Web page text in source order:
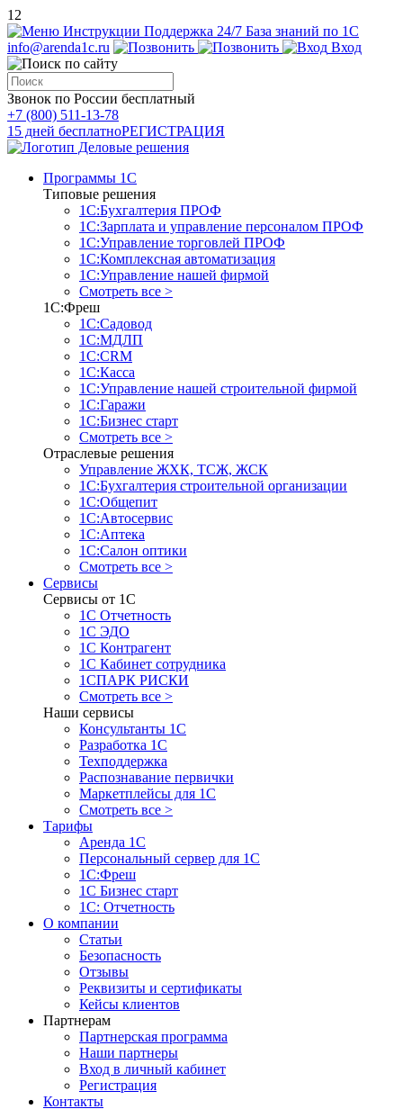
12
Инструкции Поддержка 24/7 База знаний по 1С
info@arenda1c.ru
Вход
Звонок по России бесплатный
+7 (800) 511-13-78
15 дней бесплатноРЕГИСТРАЦИЯ
Программы 1С
Типовые решения
1С:Бухгалтерия ПРОФ
1С:Зарплата и управление персоналом ПРОФ
1С:Управление торговлей ПРОФ
1С:Комплексная автоматизация
1С:Управление нашей фирмой
Смотреть все >
1С:Фреш
1С:Садовод
1С:МДЛП
1С:CRM
1С:Касса
1С:Управление нашей строительной фирмой
1С:Гаражи
1С:Бизнес старт
Смотреть все >
Отраслевые решения
Управление ЖХК, ТСЖ, ЖСК
1С:Бухгалтерия строительной организации
1С:Общепит
1С:Автосервис
1С:Аптека
1С:Салон оптики
Смотреть все >
Сервисы
Сервисы от 1С
1С Отчетность
1С ЭДО
1С Контрагент
1С Кабинет сотрудника
1СПАРК РИСКИ
Смотреть все >
Наши сервисы
Консультанты 1С
Разработка 1С
Техподдержка
Распознавание первички
Маркетплейсы для 1С
Смотреть все >
Тарифы
Аренда 1С
Персональный сервер для 1С
1С:Фреш
1С Бизнес старт
1С: Отчетность
О компании
Статьи
Безопасность
Отзывы
Реквизиты и сертификаты
Кейсы клиентов
Партнерам
Партнерская программа
Наши партнеры
Вход в личный кабинет
Регистрация
Контакты